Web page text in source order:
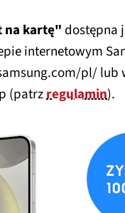
kartę" dostępna
internetowym
pl/ lub
(patrzregulamin).